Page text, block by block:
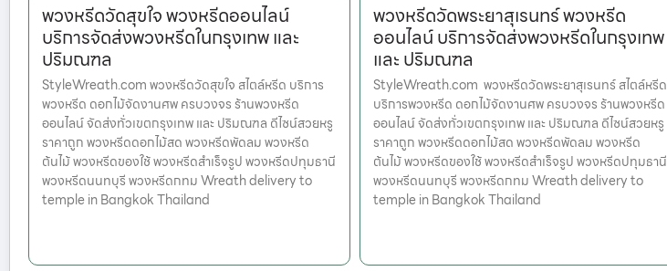
พวงหรีดวัดสุขใจ พวงหรีดออนไลน์
บริการจัดส่งพวงหรีดในกรุงเทพ และ
ปริมณฑล
StyleWreath.com พวงหรีดวัดสุขใจ สไตล์หรีด บริการ
พวงหรีด ดอกไม้จัดงานศพ ครบวงจร ร้านพวงหรีด
ออนไลน์ จัดส่งทั่วเขตกรุงเทพ และ ปริมณฑล ดีไซน์สวยหรู
ราคาถูก พวงหรีดดอกไม้สด พวงหรีดพัดลม พวงหรีด
ต้นไม้ พวงหรีดของใช้ พวงหรีดสำเร็จรูป พวงหรีดปทุมธานี
พวงหรีดนนทบุรี พวงหรีดกทม Wreath delivery to
temple in Bangkok Thailand
พวงหรีดวัดพระยาสุเรนทร์ พวงหรีด
ออนไลน์ บริการจัดส่งพวงหรีดในกรุงเทพ
และ ปริมณฑล
StyleWreath.com พวงหรีดวัดพระยาสุเรนทร์ สไตล์หรีด
บริการพวงหรีด ดอกไม้จัดงานศพ ครบวงจร ร้านพวงหรีด
ออนไลน์ จัดส่งทั่วเขตกรุงเทพ และ ปริมณฑล ดีไซน์สวยหรู
ราคาถูก พวงหรีดดอกไม้สด พวงหรีดพัดลม พวงหรีด
ต้นไม้ พวงหรีดของใช้ พวงหรีดสำเร็จรูป พวงหรีดปทุมธานี
พวงหรีดนนทบุรี พวงหรีดกทม Wreath delivery to
temple in Bangkok Thailand